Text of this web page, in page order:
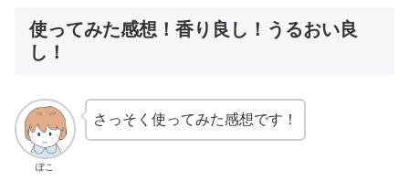
使ってみた感想！香り良し！うるおい良
し！
ぽこ
さっそく使ってみた感想です！